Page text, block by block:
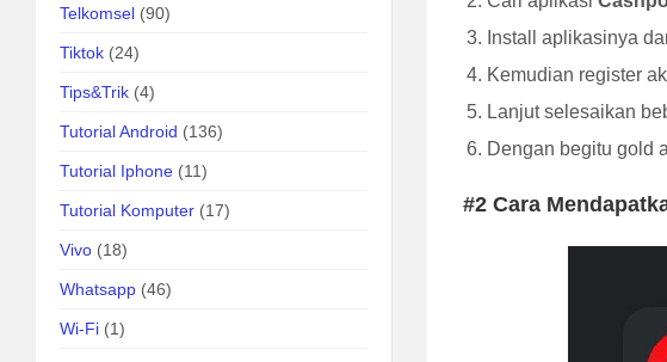
Install aplikasinya
Kemudian register
Lanjut selesaikan
Dengan begitu gold
#2 Cara
Telkomsel (90)
Tiktok (24)
Tips&Trik (4)
Tutorial Android (136)
Tutorial Iphone (11)
Tutorial Komputer (17)
Vivo (18)
Whatsapp (46)
Wi-Fi (1)